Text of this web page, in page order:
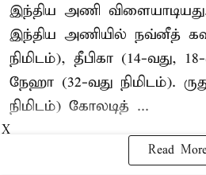
இந்திய அணி
இந்திய அணியில் நவ்னீத்
நிமிடம்), தீபிகா (14-வது,
நேஹா (32-வது நிமிடம்).
நிமிடம்) கோலடித் ...
Read
X